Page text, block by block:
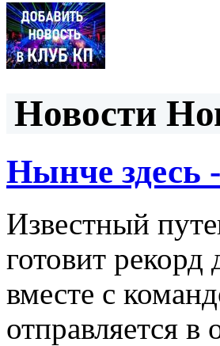
Новости
Нынче здесь
Известный
готовит
вместе с
отправляется